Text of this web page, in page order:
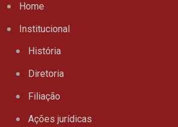
Home
Institucional
História
Diretoria
Filiação
Ações jurídicas